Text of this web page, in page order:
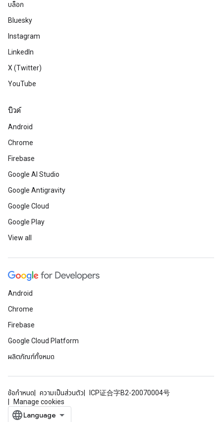
บล็อก
Bluesky
Instagram
LinkedIn
X (Twitter)
YouTube
บิวด์
Android
Chrome
Firebase
Google AI Studio
Google Antigravity
Google Cloud
Google Play
View all
Android
Chrome
Firebase
Google Cloud Platform
ผลิตภัณฑ์ทั้งหมด
ข้อกำหนด ความเป็นส่วนตัว
ICP证合字B2-20070004号
Manage cookies